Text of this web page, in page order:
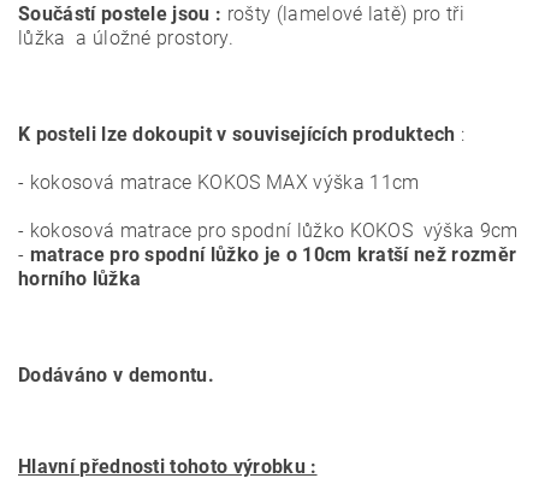
Součástí postele jsou : rošty (lamelové latě) pro tři
lůžka a úložné prostory.
K posteli lze dokoupit v souvisejících produktech :
- kokosová matrace KOKOS MAX výška 11cm
- kokosová matrace pro spodní lůžko KOKOS výška 9cm
- matrace pro spodní lůžko je o 10cm kratší než rozměr
horního lůžka
Dodáváno v demontu.
Hlavní přednosti tohoto výrobku :